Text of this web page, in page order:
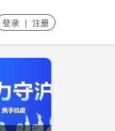
登录 | 注册